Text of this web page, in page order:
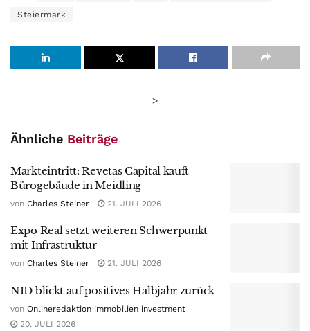
Steiermark
>
Ähnliche Beiträge
Markteintritt: Revetas Capital kauft
Bürogebäude in Meidling
von Charles Steiner 21. JULI 2026
Expo Real setzt weiteren Schwerpunkt
mit Infrastruktur
von Charles Steiner 21. JULI 2026
NID blickt auf positives Halbjahr zurück
von Onlineredaktion immobilien investment
20. JULI 2026